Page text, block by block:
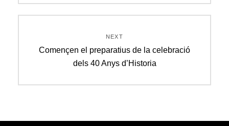
NEXT
Next
Començen el preparatius de la celebració
dels 40 Anys d’Historia